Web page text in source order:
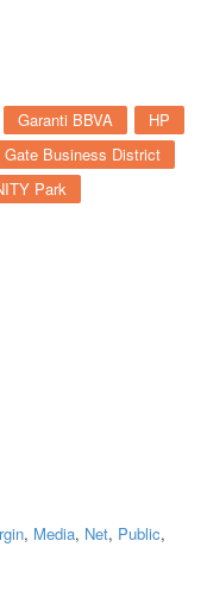
Garanti BBVA
HP
Gate Business District
Park
, Media, Net, Public,